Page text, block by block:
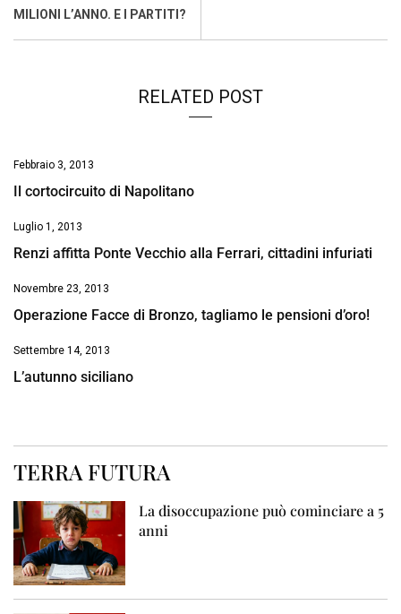
o
p
I
s
MILIONI L’ANNO. E I PARTITI?
RELATED POST
Febbraio 3, 2013
Il cortocircuito di Napolitano
Luglio 1, 2013
Renzi affitta Ponte Vecchio alla Ferrari, cittadini infuriati
Novembre 23, 2013
Operazione Facce di Bronzo, tagliamo le pensioni d’oro!
Settembre 14, 2013
L’autunno siciliano
TERRA FUTURA
La disoccupazione può cominciare a 5
anni